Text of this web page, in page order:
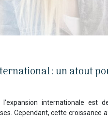
: un atout
internationale est
Cependant, cette croissance